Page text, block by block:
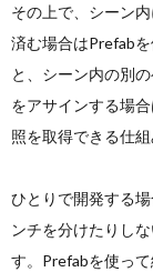
その上で、シーン
済む場合はPrefab
と、シーン内の別
をアサインする場
照を取得できる仕
ひとりで開発する
ンチを分けたりし
す。Prefabを使っ